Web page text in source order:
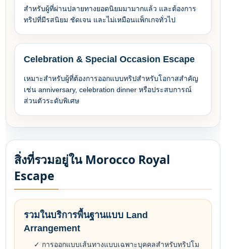
สำหรับผู้ที่ผ่านปลายทางยอดนิยมมามากแล้ว และต้องการ
ทริปที่มีรสนิยม ชัดเจน และไม่เหมือนแพ็กเกจทั่วไป
Celebration & Special Occasion Escape
เหมาะสำหรับผู้ที่ต้องการออกแบบทริปสำหรับโอกาสสำคัญ
เช่น anniversary, celebration dinner หรือประสบการณ์
ส่วนตัวระดับพิเศษ
สิ่งที่รวมอยู่ใน Morocco Royal
Escape
รวมในบริการพื้นฐานแบบ Land
Arrangement
✓ การออกแบบเส้นทางแบบเฉพาะบุคคลสำหรับทริปโม